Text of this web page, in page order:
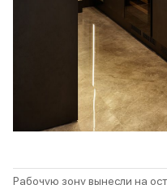
Рабочую зону вынесли на